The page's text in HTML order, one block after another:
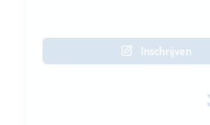
Inschrijven